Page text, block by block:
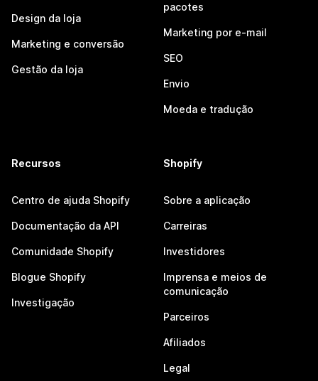
Design da loja
Marketing e conversão
Gestão da loja
pacotes
Marketing por e-mail
SEO
Envio
Moeda e tradução
Recursos
Centro de ajuda Shopify
Documentação da API
Comunidade Shopify
Blogue Shopify
Investigação
Shopify
Sobre a aplicação
Carreiras
Investidores
Imprensa e meios de
comunicação
Parceiros
Afiliados
Legal